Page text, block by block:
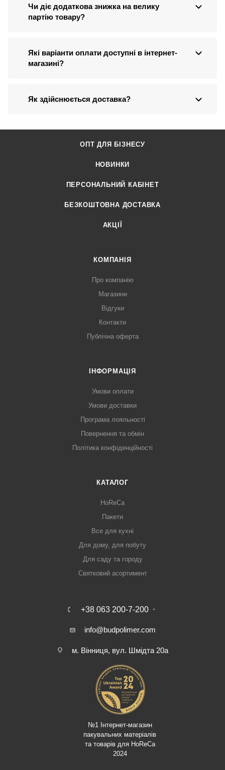
Чи діє додаткова знижка на велику
партію товару?
Які варіанти оплати доступні в інтернет-
магазині?
Як здійснюється доставка?
ОПТ ДЛЯ БІЗНЕСУ
НОВИНКИ
ПЕРСОНАЛЬНИЙ КАБІНЕТ
БЕЗКОШТОВНА ДОСТАВКА
АКЦІЇ
КОМПАНІЯ
Про компанію
Магазини
Відгуки
Контакти
Публічна оферта
ІНФОРМАЦІЯ
Умови оплати
Умови доставки
Програма лояльності
Повернення та обмін
Політика конфіденційності
КАТАЛОГ
HoReCa
Пакети
Все для кухні
Для дому, для побуту
Для саду та городу
Святковий асортимент
+38 063 200-7-200
info@budpolimer.com
м. Вінниця, вул. Шмідта 20а
№1 Інтернет-магазин
пакувальних матеріалів
та товарів для HoReCa
2024